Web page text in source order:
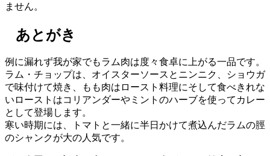
ません。
あとがき
例に漏れず我が家でもラム肉は度々食卓に上がる一品です。
ラム・チョップは、オイスターソースとニンニク、ショウガ
で味付けて焼き、もも肉はロースト料理にそして食べきれな
いローストはコリアンダーやミントのハーブを使ってカレー
として登場します。
寒い時期には、トマトと一緒に半日かけて煮込んだラムの脛
のシャンクが大の人気です。